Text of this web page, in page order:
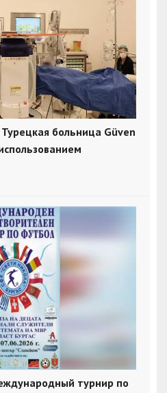
больница Güven
турнир по